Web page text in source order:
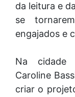
da leitura e
se
engajados e
Na cidade
Caroline
criar o